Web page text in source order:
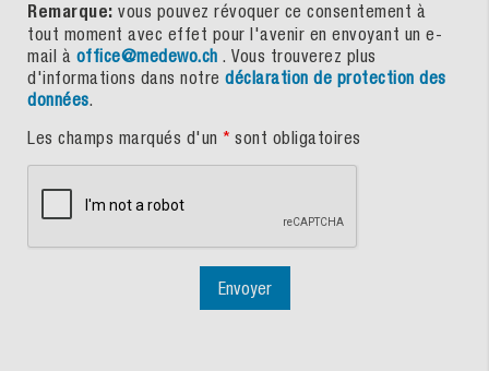
Remarque: vous pouvez révoquer ce consentement à
tout moment avec effet pour l'avenir en envoyant un e-
mail à office@medewo.ch . Vous trouverez plus
d'informations dans notre déclaration de protection des
données.
Les champs marqués d'un * sont obligatoires
Envoyer